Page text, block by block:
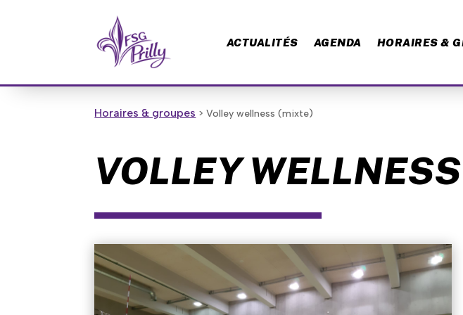
ACTUALITÉS AGENDA HORAIRES &
Horaires & groupes > Volley wellness (mixte)
VOLLEY